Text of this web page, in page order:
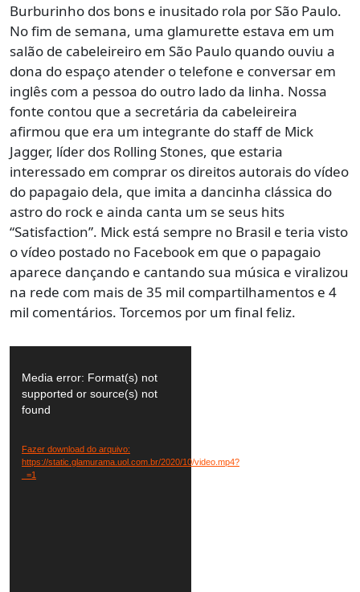
Burburinho dos bons e inusitado rola por São Paulo.
No fim de semana, uma glamurette estava em um
salão de cabeleireiro em São Paulo quando ouviu a
dona do espaço atender o telefone e conversar em
inglês com a pessoa do outro lado da linha. Nossa
fonte contou que a secretária da cabeleireira
afirmou que era um integrante do staff de Mick
Jagger, líder dos Rolling Stones, que estaria
interessado em comprar os direitos autorais do vídeo
do papagaio dela, que imita a dancinha clássica do
astro do rock e ainda canta um se seus hits
“Satisfaction”. Mick está sempre no Brasil e teria visto
o vídeo postado no Facebook em que o papagaio
aparece dançando e cantando sua música e viralizou
na rede com mais de 35 mil compartilhamentos e 4
mil comentários. Torcemos por um final feliz.
de
vídeo
Media error: Format(s) not
supported or source(s) not
found
Fazer download do arquivo:
https://static.glamurama.uol.com.br/2020/10/video.mp4?
_=1